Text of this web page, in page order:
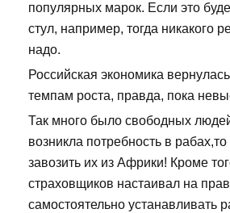
популярных марок. Если это
стул, например, тогда никакого
надо.
Российская экономика
темпам роста, правда, пока
Так много было свободных людей
возникла потребность в
завозить их из Африки! Кроме
страховщиков настаивал на
самостоятельно устанавливать